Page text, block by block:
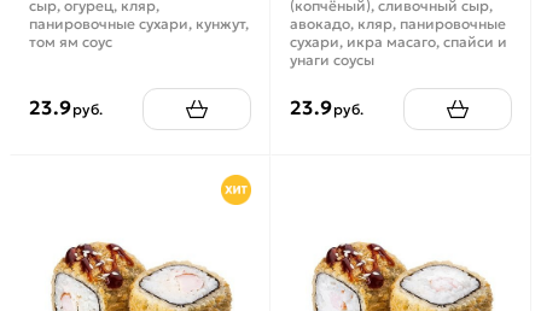
сыр, огурец, кляр,
панировочные сухари, кунжут,
том ям соус
23.9руб.
(копчёный), сливочный сыр,
авокадо, кляр, панировочные
сухари, икра масаго, спайси и
унаги соусы
23.9руб.